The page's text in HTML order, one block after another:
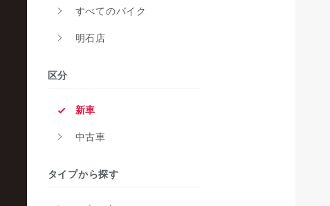
すべてのバイク
明石店
区分
新車
中古車
タイプから探す